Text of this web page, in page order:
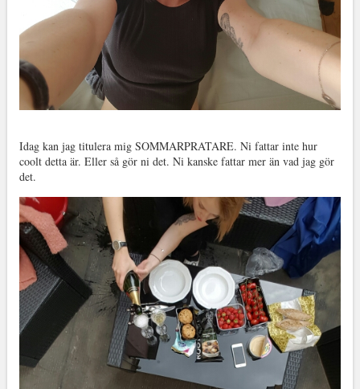
Idag kan jag titulera mig SOMMARPRATARE. Ni fattar inte hur
coolt detta är. Eller så gör ni det. Ni kanske fattar mer än vad jag gör
det.